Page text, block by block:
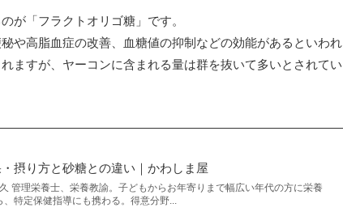
が「フラクトオリゴ糖」です。
や高脂血症の改善、血糖値の抑制などの効能があるといわれ
ますが、ヤーコンに含まれる量は群を抜いて多いとされてい
摂り方と砂糖との違い｜かわしま屋
管理栄養士、栄養教諭。子どもからお年寄りまで幅広い年代の方に栄養
特定保健指導にも携わる。得意分野...